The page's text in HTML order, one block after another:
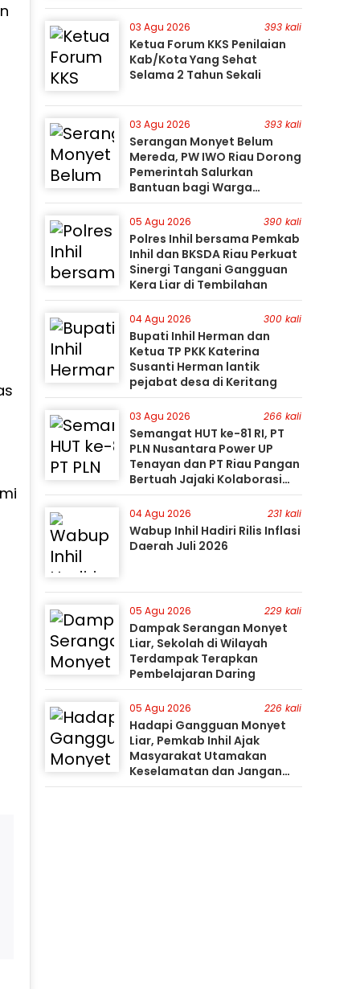
03 Agu 2026 393 kali
Ketua Forum KKS Penilaian
Kab/Kota Yang Sehat
Selama 2 Tahun Sekali
03 Agu 2026 393 kali
Serangan Monyet Belum
Mereda, PW IWO Riau Dorong
Pemerintah Salurkan
Bantuan bagi Warga
Terdampak
05 Agu 2026 390 kali
Polres Inhil bersama Pemkab
Inhil dan BKSDA Riau Perkuat
Sinergi Tangani Gangguan
Kera Liar di Tembilahan
04 Agu 2026 300 kali
Bupati Inhil Herman dan
Ketua TP PKK Katerina
Susanti Herman lantik
pejabat desa di Keritang
03 Agu 2026 266 kali
Semangat HUT ke-81 RI, PT
PLN Nusantara Power UP
Tenayan dan PT Riau Pangan
Bertuah Jajaki Kolaborasi
Pemanfaatan Limbah FABA
untuk Dukung Swasembada
04 Agu 2026 231 kali
Wabup Inhil Hadiri Rilis Inflasi
Daerah Juli 2026
05 Agu 2026 229 kali
Dampak Serangan Monyet
Liar, Sekolah di Wilayah
Terdampak Terapkan
Pembelajaran Daring
05 Agu 2026 226 kali
Hadapi Gangguan Monyet
Liar, Pemkab Inhil Ajak
Masyarakat Utamakan
Keselamatan dan Jangan
Mudah Percaya Hoaks